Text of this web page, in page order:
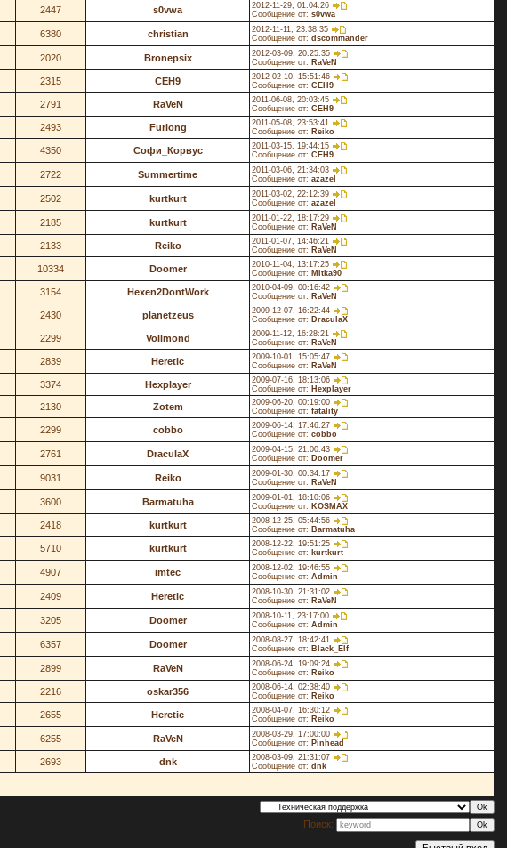
2447 s0vwa
2012-11-29, 01:04:26
Сообщение от:s0vwa
6380 christian
2012-11-11, 23:38:35
Сообщение от:dscommander
2020 Bronepsix
2012-03-09, 20:25:35
Сообщение от: RaVeN
2315 CEH9
2012-02-10, 15:51:46
Сообщение от:CEH9
2791 RaVeN
2011-06-08, 20:03:45
Сообщение от:CEH9
2493 Furlong
2011-05-08, 23:53:41
Сообщение от: Reiko
4350 Софи_Корвус
2011-03-15, 19:44:15
Сообщение от:CEH9
2722 Summertime
2011-03-06, 21:34:03
Сообщение от:azazel
2502 kurtkurt
2011-03-02, 22:12:39
Сообщение от:azazel
2185 kurtkurt
2011-01-22, 18:17:29
Сообщение от: RaVeN
2133 Reiko
2011-01-07, 14:46:21
Сообщение от: RaVeN
10334 Doomer
2010-11-04, 13:17:25
Сообщение от: Mitka90
3154 Hexen2DontWork
2010-04-09, 00:16:42
Сообщение от: RaVeN
2430 planetzeus
2009-12-07, 16:22:44
Сообщение от: DraculaX
2299 Vollmond
2009-11-12, 16:28:21
Сообщение от: RaVeN
2839 Heretic
2009-10-01, 15:05:47
Сообщение от: RaVeN
3374 Hexplayer
2009-07-16, 18:13:06
Сообщение от: Hexplayer
2130 Zotem
2009-06-20, 00:19:00
Сообщение от:fatality
2299 cobbo
2009-06-14, 17:46:27
Сообщение от:cobbo
2761 DraculaX
2009-04-15, 21:00:43
Сообщение от: Doomer
9031 Reiko
2009-01-30, 00:34:17
Сообщение от: RaVeN
3600 Barmatuha
2009-01-01, 18:10:06
Сообщение от: KOSMAX
2418 kurtkurt
2008-12-25, 05:44:56
Сообщение от: Barmatuha
5710 kurtkurt
2008-12-22, 19:51:25
Сообщение от: kurtkurt
4907 imtec
2008-12-02, 19:46:55
Сообщение от:Admin
2409 Heretic
2008-10-30, 21:31:02
Сообщение от: RaVeN
3205 Doomer
2008-10-11, 23:17:00
Сообщение от:Admin
6357 Doomer
2008-08-27, 18:42:41
Сообщение от: Black_Elf
2899 RaVeN
2008-06-24, 19:09:24
Сообщение от: Reiko
2216 oskar356
2008-06-14, 02:38:40
Сообщение от: Reiko
2655 Heretic
2008-04-07, 16:30:12
Сообщение от: Reiko
6255 RaVeN
2008-03-29, 17:00:00
Сообщение от: Pinhead
2693 dnk
2008-03-09, 21:31:07
Сообщение от:dnk
Поиск: